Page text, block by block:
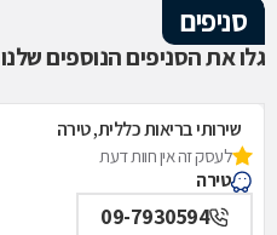
סניפים
גלו את הסניפים הנוספים שלנו
שירותי בריאות כללית, טירה
לעסק זה אין חוות דעת
טירה
09-7930594